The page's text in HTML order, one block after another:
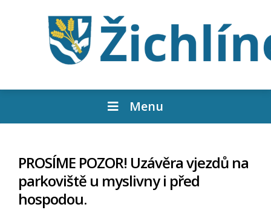
Menu
PROSÍME POZOR! Uzávěra vjezdů na
parkoviště u myslivny i před
hospodou.